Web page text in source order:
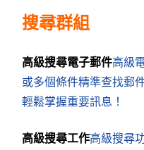
搜尋群組
高級搜尋電子郵件高級
或多個條件精準查找郵
輕鬆掌握重要訊息！
高級搜尋工作高級搜尋